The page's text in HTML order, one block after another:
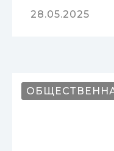
28.05.2025